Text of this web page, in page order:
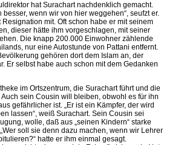
hat Surachart nachdenklich gemacht.
wenn wir von hier weggehen“, seufzt er.
Resignation mit. Oft schon habe er mit seinem
dieser hätte ihm vorgeschlagen, mit seiner
Die knapp 200.000 Einwohner zählende
nur eine Autostunde von Pattani entfernt.
gehören dort dem Islam an, der
Er selbst habe auch schon mit dem Gedanken
im Ortszentrum, die Surachart führt und die
sein Cousin will bleiben, obwohl es für ihn
gefährlicher ist. „Er ist ein Kämpfer, der wird
lassen“, weiß Surachart. Sein Cousin sei
wolle, daß aus „seinen Kindern“ starke
soll sie denn dazu machen, wenn wir Lehrer
hatte er ihm einmal gesagt.